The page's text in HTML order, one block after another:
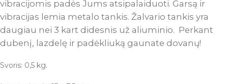
vibracijomis padės Jums atsipalaiduoti. Garsą ir
vibracijas lemia metalo tankis. Žalvario tankis yra
daugiau nei 3 kart didesnis už aliuminio. Perkant
dubenį, lazdelę ir padėkliuką gaunate dovanų!
Svoris: 0,5 kg.